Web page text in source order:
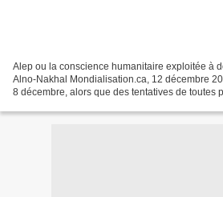
Alep ou la conscience humanitaire exploitée à
Alno-Nakhal Mondialisation.ca, 12 décembre
8 décembre, alors que des tentatives de toutes